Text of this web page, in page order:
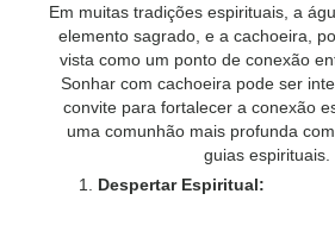
Em muitas tradições espirituais, a
elemento sagrado, e a cachoeira,
vista como um ponto de conexão
Sonhar com cachoeira pode ser
convite para fortalecer a conexão
uma comunhão mais profunda
guias espirituais.
Despertar Espiritual: